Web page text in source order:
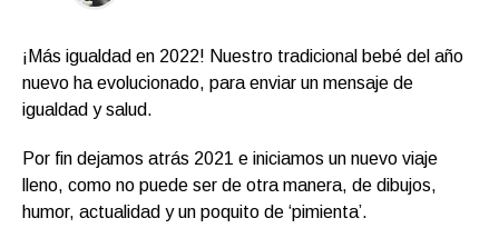
¡Más igualdad en 2022! Nuestro tradicional bebé del año
nuevo ha evolucionado, para enviar un mensaje de
igualdad y salud.
Por fin dejamos atrás 2021 e iniciamos un nuevo viaje
lleno, como no puede ser de otra manera, de dibujos,
humor, actualidad y un poquito de ‘pimienta’.